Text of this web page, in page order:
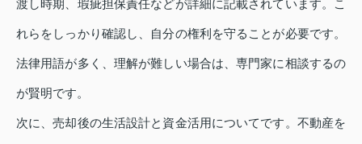
渡し時期、瑕疵担保責任などが詳細に記載されています。こ
れらをしっかり確認し、自分の権利を守ることが必要です。
法律用語が多く、理解が難しい場合は、専門家に相談するの
が賢明です。
次に、売却後の生活設計と資金活用についてです。不動産を